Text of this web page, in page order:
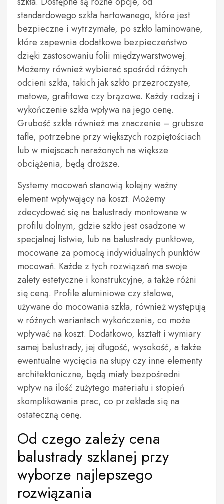
standardowego szkła hartowanego, które jest
bezpieczne i wytrzymałe, po szkło laminowane,
które zapewnia dodatkowe bezpieczeństwo
dzięki zastosowaniu folii międzywarstwowej.
Możemy również wybierać spośród różnych
odcieni szkła, takich jak szkło przezroczyste,
matowe, grafitowe czy brązowe. Każdy rodzaj i
wykończenie szkła wpływa na jego cenę.
Grubość szkła również ma znaczenie – grubsze
tafle, potrzebne przy większych rozpiętościach
lub w miejscach narażonych na większe
obciążenia, będą droższe.
Systemy mocowań stanowią kolejny ważny
element wpływający na koszt. Możemy
zdecydować się na balustrady montowane w
profilu dolnym, gdzie szkło jest osadzone w
specjalnej listwie, lub na balustrady punktowe,
mocowane za pomocą indywidualnych punktów
mocowań. Każde z tych rozwiązań ma swoje
zalety estetyczne i konstrukcyjne, a także różni
się ceną. Profile aluminiowe czy stalowe,
używane do mocowania szkła, również występują
w różnych wariantach wykończenia, co może
wpływać na koszt. Dodatkowo, kształt i wymiary
samej balustrady, jej długość, wysokość, a także
ewentualne wycięcia na słupy czy inne elementy
architektoniczne, będą miały bezpośredni
wpływ na ilość zużytego materiału i stopień
skomplikowania prac, co przekłada się na
ostateczną cenę.
Od czego zależy cena
balustrady szklanej przy
wyborze najlepszego
rozwiązania